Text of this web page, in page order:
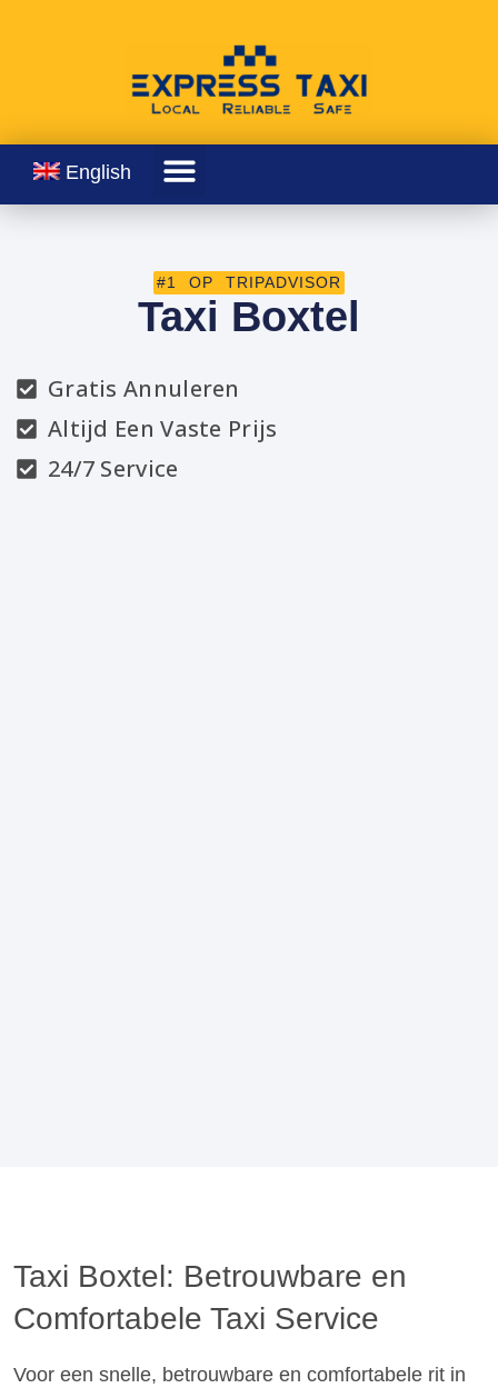
English
#1 OP TRIPADVISOR
Taxi Boxtel
Gratis Annuleren
Altijd Een Vaste Prijs
24/7 Service
Taxi Boxtel: Betrouwbare en
Comfortabele Taxi Service
Voor een snelle, betrouwbare en comfortabele rit in